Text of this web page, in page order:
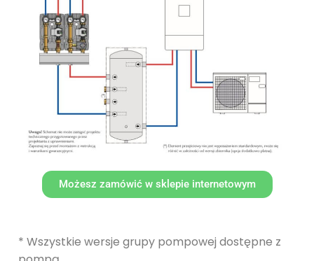
Możesz zamówić w sklepie internetowym
* Wszystkie wersje grupy pompowej dostępne z